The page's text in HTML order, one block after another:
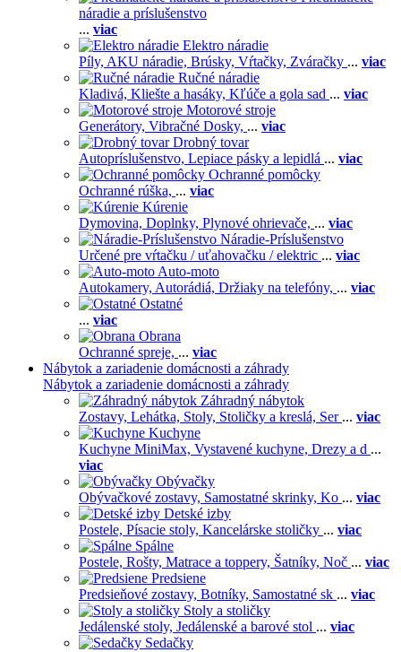
náradie a príslušenstvo
... viac
Elektro náradie
Píly, AKU náradie, Brúsky, Vŕtačky, Zváračky ... viac
Ručné náradie
Kladivá, Kliešte a hasáky, Kľúče a gola sad ... viac
Motorové stroje
Generátory, Vibračné Dosky, ... viac
Drobný tovar
Autopríslušenstvo, Lepiace pásky a lepidlá ... viac
Ochranné pomôcky
Ochranné rúška, ... viac
Kúrenie
Dymovina, Doplnky, Plynové ohrievače, ... viac
Náradie-Príslušenstvo
Určené pre vŕtačku / uťahovačku / elektric ... viac
Auto-moto
Autokamery, Autorádiá, Držiaky na telefóny, ... viac
Ostatné
... viac
Obrana
Ochranné spreje, ... viac
Nábytok a zariadenie domácnosti a záhrady
Nábytok a zariadenie domácnosti a záhrady
Záhradný nábytok
Zostavy, Lehátka, Stoly, Stoličky a kreslá, Ser ... viac
Kuchyne
Kuchyne MiniMax, Vystavené kuchyne, Drezy a d ...
viac
Obývačky
Obývačkové zostavy, Samostatné skrinky, Ko ... viac
Detské izby
Postele, Písacie stoly, Kancelárske stoličky ... viac
Spálne
Postele, Rošty, Matrace a toppery, Šatníky, Noč ... viac
Predsiene
Predsieňové zostavy, Botníky, Samostatné sk ... viac
Stoly a stoličky
Jedálenské stoly, Jedálenské a barové stol ... viac
Sedačky